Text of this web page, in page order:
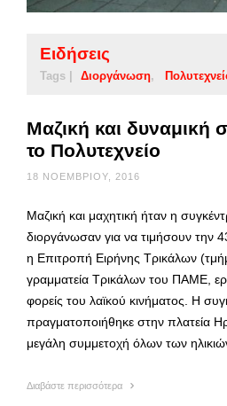
Ειδήσεις
Tags | Διοργάνωση
Μαζική και δυναμική
το Πολυτεχνείο
18 ΝΟΕΜΒΡΊΟΥ, 2016
Μαζική και μαχητική ήταν η
διοργάνωσαν για να τιμήσουν την
η Επιτροπή Ειρήνης Τρικάλων
γραμματεία Τρικάλων του ΠΑΜΕ,
φορείς του λαϊκού κινήματος. Η
πραγματοποιήθηκε στην πλατεία
μεγάλη συμμετοχή όλων των
Διαβάστε περισσότερα